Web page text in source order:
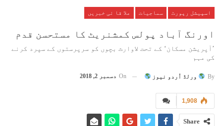
اسپیشل رپورٹ سماجیات علا قا ئی خبریں
اورنگ آباد پولس کمشنریٹ کا مستحسن قدم
’آپریشن مسکان‘ کے تحت لاوارث بچوں کو سرپرستوں کے سپرد کرنے
کی مہم
By ورلڈ اُردو نیوز On دسمبر 2, 2018
1,908
Share